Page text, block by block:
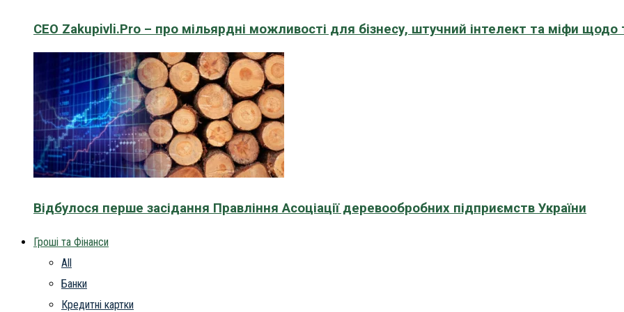
CEO Zakupivli.Pro – про мільярдні можливості для бізнесу, штучний інтелект та міфи щодо
Відбулося перше засідання Правління Асоціації деревообробних підприємств України
Гроші та Фінанси
All
Банки
Кредитні картки